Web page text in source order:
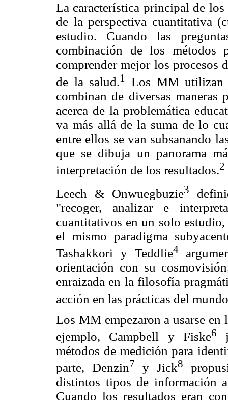
La característica principal de
de la perspectiva cuantitativa
estudio. Cuando las
combinación de los métodos
comprender mejor los procesos
de la salud.1
Los MM utilizan
combinan de diversas maneras
acerca de la problemática
va más allá de la suma de lo
entre ellos se van subsanando
que se dibuja un panorama
interpretación de los resultados.2
Leech & Onwuegbuzie3
"recoger, analizar e
cuantitativos en un solo
el mismo paradigma
Tashakkori y Teddlie4
orientación con su
enraizada en la filosofía
acción en las prácticas del
Los MM empezaron a usarse en
ejemplo, Campbell y Fiske6
métodos de medición para
parte, Denzin7 y Jick8
distintos tipos de información
Cuando los resultados eran